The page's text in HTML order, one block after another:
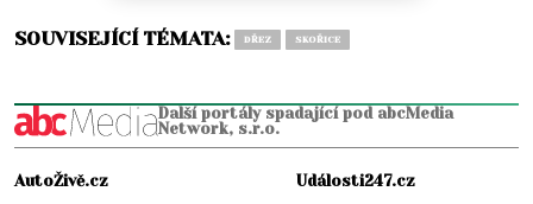
SOUVISEJÍCÍ TÉMATA: DŘEZ SKOŘICE
Další portály spadající pod abcMedia
Network, s.r.o.
AutoŽivě.cz
Události247.cz